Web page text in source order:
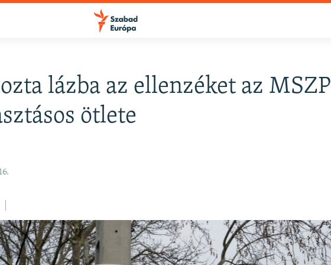
lázba az ellenzéket az MSZP
ötlete
FELIRATKOZÁS